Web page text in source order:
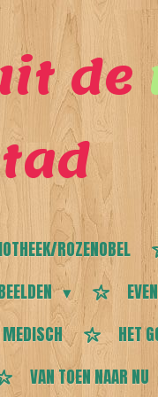
de
ROZENOBEL
MEDISCH HET
VAN TOEN NAAR NU